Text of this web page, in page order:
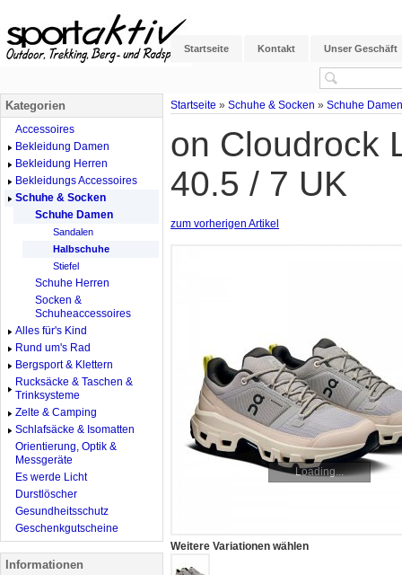
Startseite Kontakt Unser Geschäft
Startseite » Schuhe & Socken » Schuhe Damen
on Cloudrock
40.5 / 7 UK
zum vorherigen Artikel
Loading...
Weitere Variationen wählen
Kategorien
Accessoires
Bekleidung Damen
Bekleidung Herren
Bekleidungs Accessoires
Schuhe & Socken
Schuhe Damen
Sandalen
Halbschuhe
Stiefel
Schuhe Herren
Socken &
Schuheaccessoires
Alles für's Kind
Rund um's Rad
Bergsport & Klettern
Rucksäcke & Taschen &
Trinksysteme
Zelte & Camping
Schlafsäcke & Isomatten
Orientierung, Optik &
Messgeräte
Es werde Licht
Durstlöscher
Gesundheitsschutz
Geschenkgutscheine
Informationen